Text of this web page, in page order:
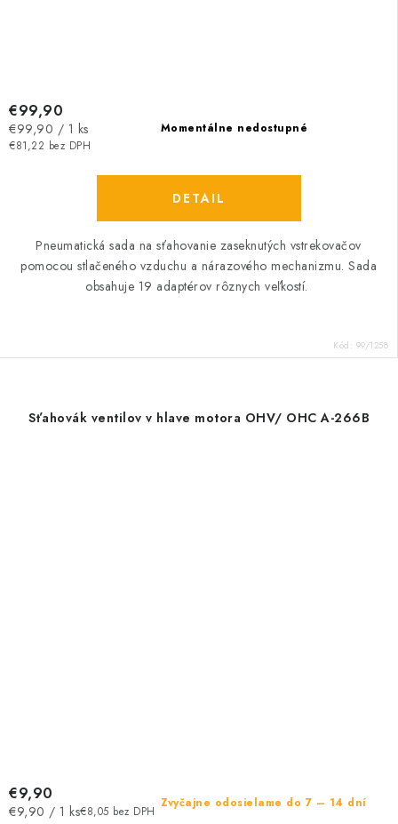
Momentálne nedostupné
€81,22 bez DPH
€99,90
Jednotková
cena:
€99,90 / 1 ks
DETAIL
Pneumatická sada na sťahovanie zaseknutých vstrekovačov
pomocou stlačeného vzduchu a nárazového mechanizmu. Sada
obsahuje 19 adaptérov rôznych veľkostí.
Kód: 99/1258
Sťahovák ventilov v hlave motora OHV/ OHC A-266B
Zvyčajne odosielame do 7 – 14 dní
€8,05 bez DPH
€9,90
Jednotková
€9,90 / 1 ks